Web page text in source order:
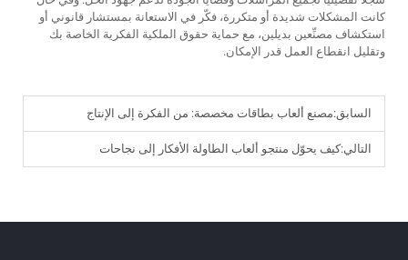
كانت المشكلات شديدة أو متكررة، فكّر في الاستعانة بمستشار قانوني أو
استكشاف مصنِّعين بديلين، مع حماية حقوق الملكية الفكرية الخاصة بك
وتقليل انقطاع العمل قدر الإمكان.
السابق:مصنع ألعاب بطاقات مخصصة: من الفكرة إلى الإنتاج
التالي:كيف يحوّل منتجو ألعاب الطاولة الأفكار إلى نجاحات